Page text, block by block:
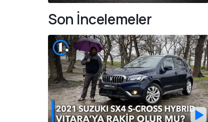
Son İncelemeler